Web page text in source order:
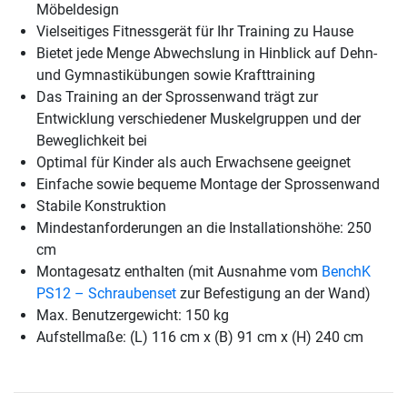
Möbeldesign
Vielseitiges Fitnessgerät für Ihr Training zu Hause
Bietet jede Menge Abwechslung in Hinblick auf Dehn-
und Gymnastikübungen sowie Krafttraining
Das Training an der Sprossenwand trägt zur
Entwicklung verschiedener Muskelgruppen und der
Beweglichkeit bei
Optimal für Kinder als auch Erwachsene geeignet
Einfache sowie bequeme Montage der Sprossenwand
Stabile Konstruktion
Mindestanforderungen an die Installationshöhe: 250
cm
Montagesatz enthalten (mit Ausnahme vom BenchK
PS12 – Schraubenset zur Befestigung an der Wand)
Max. Benutzergewicht: 150 kg
Aufstellmaße: (L) 116 cm x (B) 91 cm x (H) 240 cm